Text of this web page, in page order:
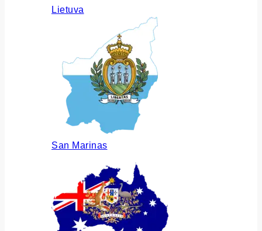
Lietuva
San Marinas